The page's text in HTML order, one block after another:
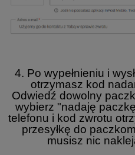
4. Po wypełnieniu i
otrzymasz kod
Odwiedź dowolny
wybierz "nadaję
telefonu i kod zwrotu
przesyłkę do
musisz nic